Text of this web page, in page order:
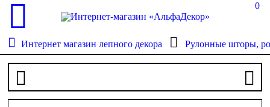
0
Интернет магазин лепного декора Рулонные шторы,